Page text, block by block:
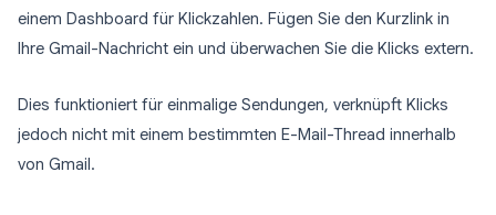
einem Dashboard für Klickzahlen. Fügen Sie den Kurzlink in
Ihre Gmail-Nachricht ein und überwachen Sie die Klicks extern.
Dies funktioniert für einmalige Sendungen, verknüpft Klicks
jedoch nicht mit einem bestimmten E-Mail-Thread innerhalb
von Gmail.